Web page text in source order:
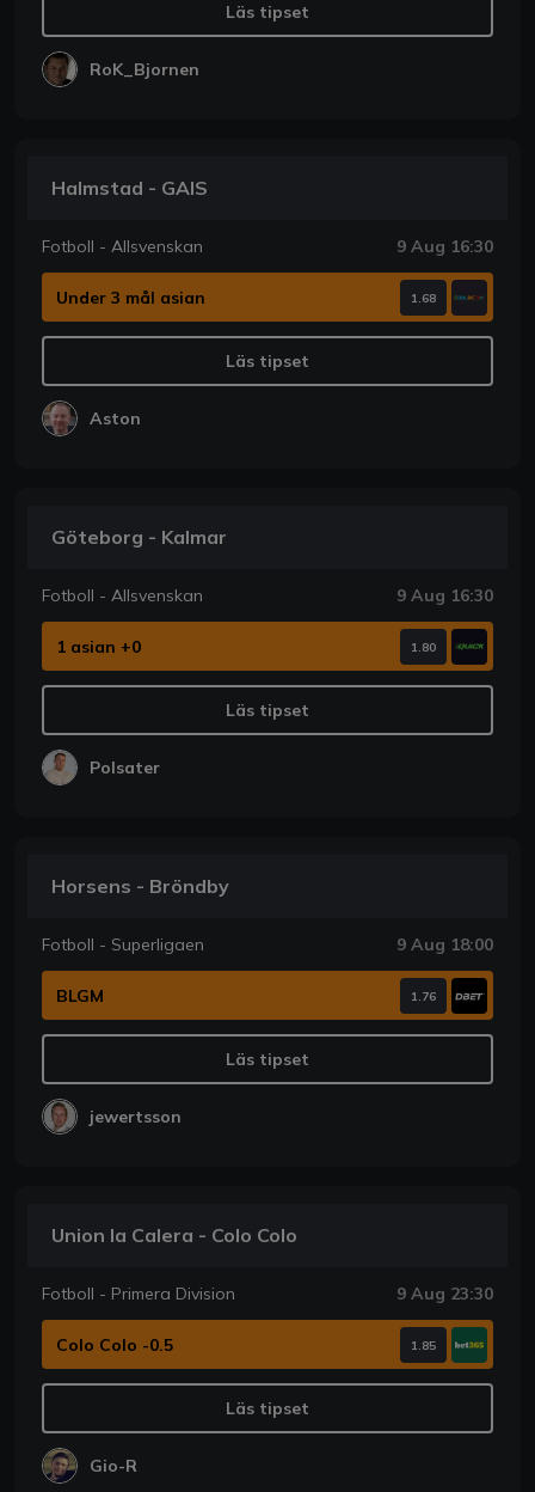
Läs tipset
RoK_Bjornen
Halmstad - GAIS
Fotboll - Allsvenskan 9 Aug 16:30
Under 3 mål asian 1.68
Läs tipset
Aston
Göteborg - Kalmar
Fotboll - Allsvenskan 9 Aug 16:30
1 asian +0 1.80
Läs tipset
Polsater
Horsens - Bröndby
Fotboll - Superligaen 9 Aug 18:00
BLGM 1.76
Läs tipset
jewertsson
Union la Calera - Colo Colo
Fotboll - Primera Division 9 Aug 23:30
Colo Colo -0.5 1.85
Läs tipset
Gio-R